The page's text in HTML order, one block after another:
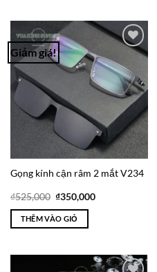
Giảm giá!
Add to
Wishlist
Gọng kính cận râm 2 mắt V234
₫525,000 Giá
là:
₫525,000.
₫350,000Giá
THÊM VÀO GIỎ